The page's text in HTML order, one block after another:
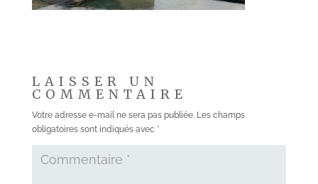
LAISSER UN
COMMENTAIRE
Votre adresse e-mail ne sera pas publiée. Les champs
obligatoires sont indiqués avec *